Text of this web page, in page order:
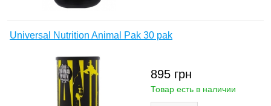
Universal Nutrition Animal Pak 30 pak
895 грн
Товар есть в наличии